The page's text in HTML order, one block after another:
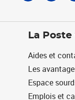
La
Aides et
Les
Espace
Emplois et